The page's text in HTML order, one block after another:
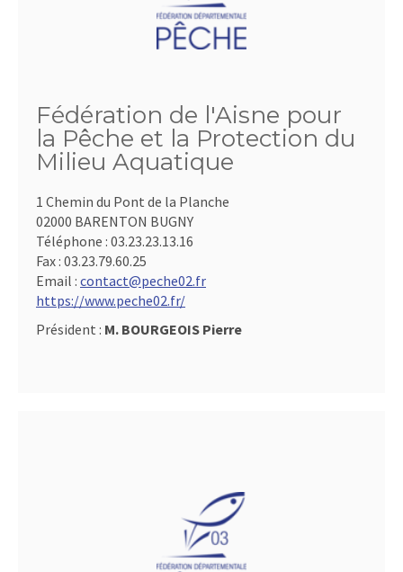
Fédération de l'Aisne pour
la Pêche et la Protection du
Milieu Aquatique
1 Chemin du Pont de la Planche
02000 BARENTON BUGNY
Téléphone : 03.23.23.13.16
Fax : 03.23.79.60.25
Email : contact@peche02.fr
https://www.peche02.fr/
Président : M. BOURGEOIS Pierre